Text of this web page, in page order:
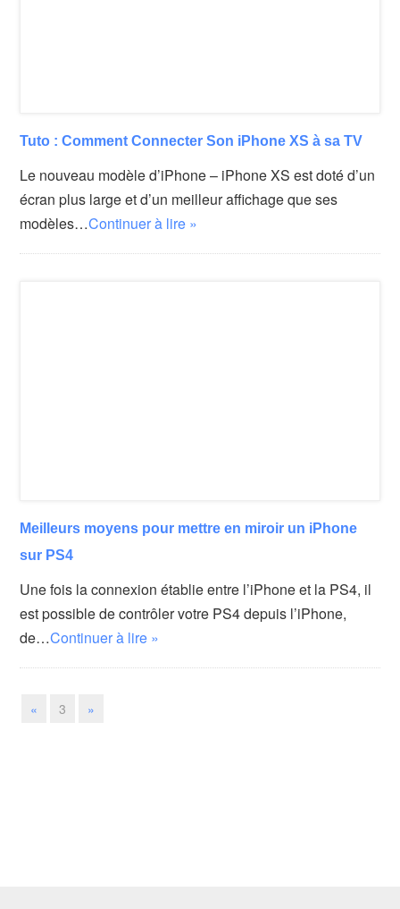
Tuto : Comment Connecter Son iPhone XS à sa TV
Le nouveau modèle d’iPhone – iPhone XS est doté d’un
écran plus large et d’un meilleur affichage que ses
modèles…Continuer à lire »
Meilleurs moyens pour mettre en miroir un iPhone
sur PS4
Une fois la connexion établie entre l’iPhone et la PS4, il
est possible de contrôler votre PS4 depuis l’iPhone,
de…Continuer à lire »
« 3 »